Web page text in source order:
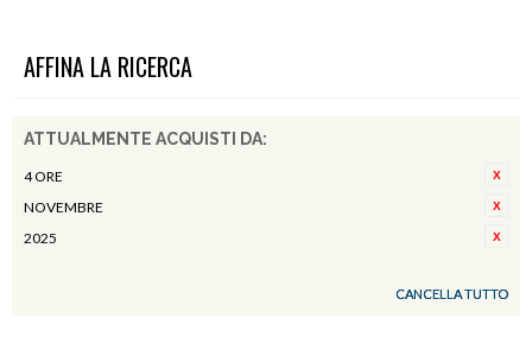
AFFINA LA RICERCA
ATTUALMENTE ACQUISTI DA:
4 ORE
NOVEMBRE
2025
CANCELLA TUTTO